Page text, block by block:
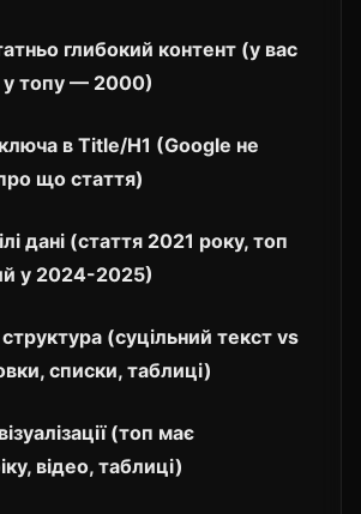
глибокий контент (у вас
у топу — 2000)
в Title/H1 (Google не
що стаття)
дані (стаття 2021 року, топ
у 2024-2025)
структура (суцільний текст vs
списки, таблиці)
(топ має
відео, таблиці)